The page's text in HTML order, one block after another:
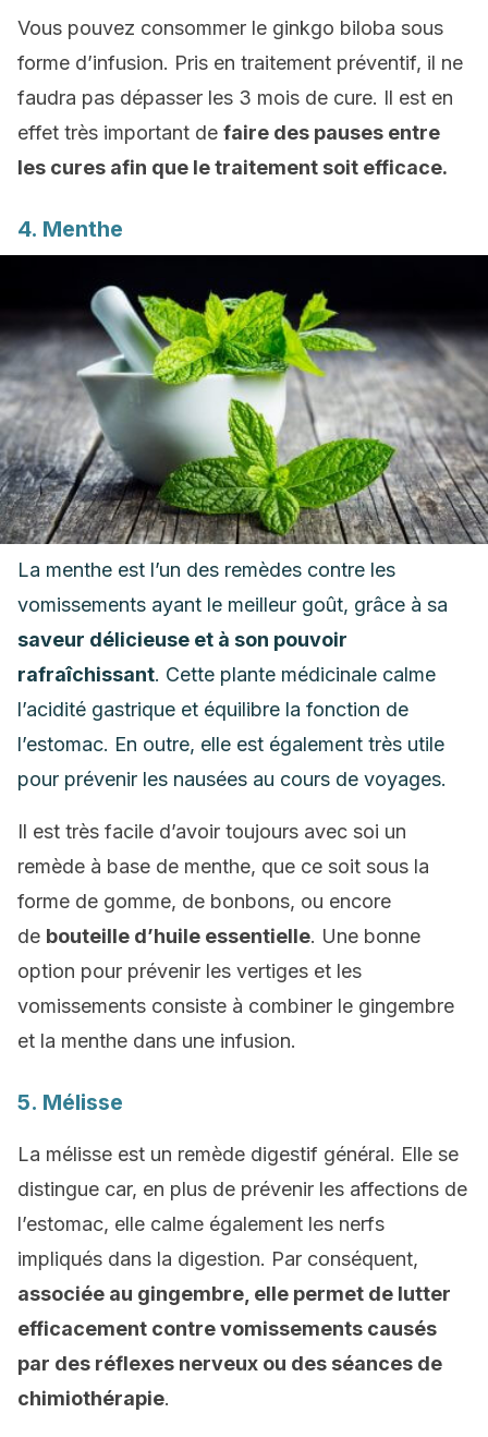
Vous pouvez consommer le ginkgo biloba sous
forme d’infusion. Pris en traitement préventif, il ne
faudra pas dépasser les 3 mois de cure. Il est en
effet très important de faire des pauses entre
les cures afin que le traitement soit efficace.
4. Menthe
La menthe est l’un des remèdes contre les
vomissements ayant le meilleur goût, grâce à sa
saveur délicieuse et à son pouvoir
rafraîchissant. Cette plante médicinale calme
l’acidité gastrique et équilibre la fonction de
l’estomac. En outre, elle est également très utile
pour prévenir les nausées au cours de voyages.
Il est très facile d’avoir toujours avec soi un
remède à base de menthe, que ce soit sous la
forme de gomme, de bonbons, ou encore
de bouteille d’huile essentielle. Une bonne
option pour prévenir les vertiges et les
vomissements consiste à combiner le gingembre
et la menthe dans une infusion.
5. Mélisse
La mélisse est un remède digestif général. Elle se
distingue car, en plus de prévenir les affections de
l’estomac, elle calme également les nerfs
impliqués dans la digestion. Par conséquent,
associée au gingembre, elle permet de lutter
efficacement contre vomissements causés
par des réflexes nerveux ou des séances de
chimiothérapie.